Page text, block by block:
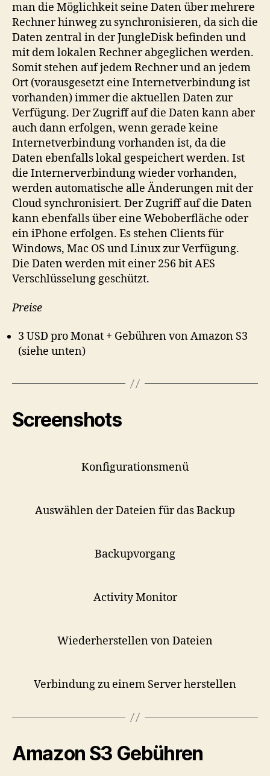
man die Möglichkeit seine Daten über mehrere
Rechner hinweg zu synchronisieren, da sich die
Daten zentral in der JungleDisk befinden und
mit dem lokalen Rechner abgeglichen werden.
Somit stehen auf jedem Rechner und an jedem
Ort (vorausgesetzt eine Internetverbindung ist
vorhanden) immer die aktuellen Daten zur
Verfügung. Der Zugriff auf die Daten kann aber
auch dann erfolgen, wenn gerade keine
Internetverbindung vorhanden ist, da die
Daten ebenfalls lokal gespeichert werden. Ist
die Internerverbindung wieder vorhanden,
werden automatische alle Änderungen mit der
Cloud synchronisiert. Der Zugriff auf die Daten
kann ebenfalls über eine Weboberfläche oder
ein iPhone erfolgen. Es stehen Clients für
Windows, Mac OS und Linux zur Verfügung.
Die Daten werden mit einer 256 bit AES
Verschlüsselung geschützt.
Preise
3 USD pro Monat + Gebühren von Amazon S3
(siehe unten)
Screenshots
Konfigurationsmenü
Auswählen der Dateien für das Backup
Backupvorgang
Activity Monitor
Wiederherstellen von Dateien
Verbindung zu einem Server herstellen
Amazon S3 Gebühren